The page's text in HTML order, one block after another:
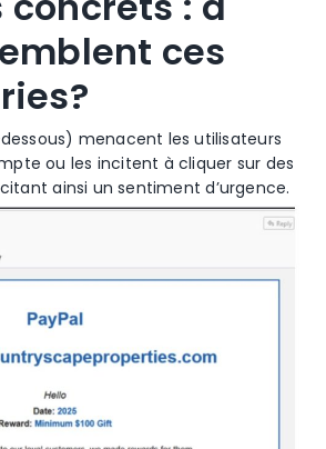
ces
menacent les utilisateurs
ou les incitent à cliquer sur des
ainsi un sentiment d’urgence.